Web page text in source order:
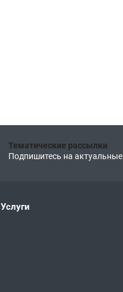
Тематические рассылки
Подпишитесь на
Услуги